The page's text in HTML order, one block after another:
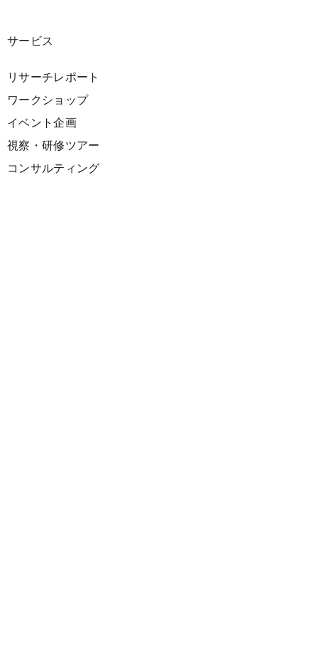
サービス
リサーチレポート
ワークショップ
イベント企画
視察・研修ツアー
コンサルティング